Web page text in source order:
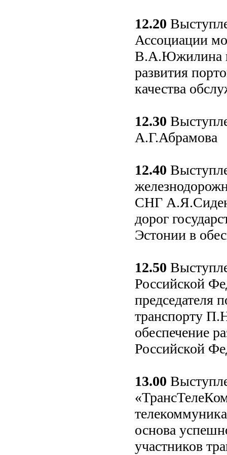
12.20
Ассоциации
В.А.Южилина
развития
качества
12.30
А.Г.Абрамова
12.40
СНГ
дорог
Эстонии в
12.50
Российской
председателя
транспорту
обеспечение
Российской
13.00
основа
участников